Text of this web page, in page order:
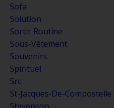
Sofa
Solution
Sortir Routine
Sous-Vêtement
Souvenirs
Spirituel
Src
St-Jacques-De-Compostelle